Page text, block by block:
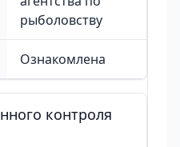
рыболовству
Ознакомлена
контроля